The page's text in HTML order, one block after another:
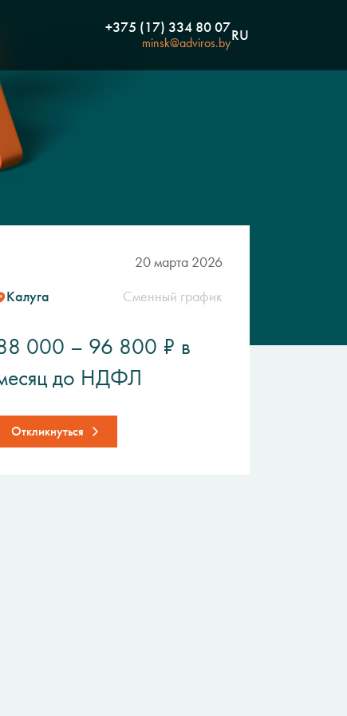
+375 (17) 334 80 07
minsk@adviros.byRU
20 марта 2026
Калуга
Сменный график
000 – 96 800 ₽ в
до НДФЛ
Откликнуться